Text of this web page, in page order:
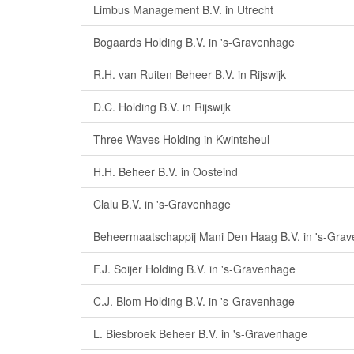
Limbus Management B.V. in Utrecht
Bogaards Holding B.V. in 's-Gravenhage
R.H. van Ruiten Beheer B.V. in Rijswijk
D.C. Holding B.V. in Rijswijk
Three Waves Holding in Kwintsheul
H.H. Beheer B.V. in Oosteind
Clalu B.V. in 's-Gravenhage
Beheermaatschappij Mani Den Haag B.V. in 's-
F.J. Soijer Holding B.V. in 's-Gravenhage
C.J. Blom Holding B.V. in 's-Gravenhage
L. Biesbroek Beheer B.V. in 's-Gravenhage